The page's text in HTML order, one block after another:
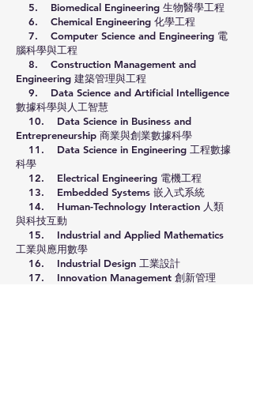
5. Biomedical Engineering 生物醫學工程
6. Chemical Engineering 化學工程
7. Computer Science and Engineering 電
腦科學與工程
8. Construction Management and
Engineering 建築管理與工程
9. Data Science and Artificial Intelligence
數據科學與人工智慧
10. Data Science in Business and
Entrepreneurship 商業與創業數據科學
11. Data Science in Engineering 工程數據
科學
12. Electrical Engineering 電機工程
13. Embedded Systems 嵌入式系統
14. Human-Technology Interaction 人類
與科技互動
15. Industrial and Applied Mathematics
工業與應用數學
16. Industrial Design 工業設計
17. Innovation Management 創新管理